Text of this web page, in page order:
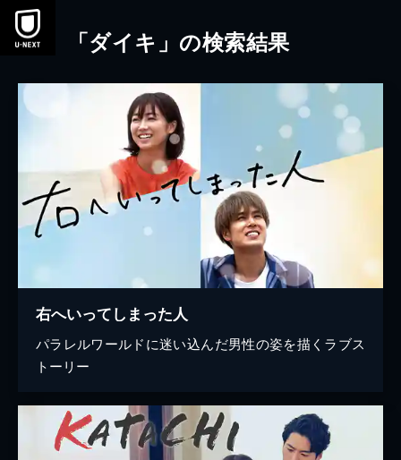
本文へスキップ
「ダイキ」の検索結果
右へいってしまった人
パラレルワールドに迷い込んだ男性の姿を描くラブス
トーリー